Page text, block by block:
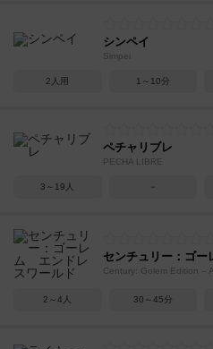
シンペイ
Simpei
2人用 1～10分
ペチャリブレ
PECHA LIBRE
3～19人 －
センチュリー：ゴ
Century: Golem Edition –
2～4人 30～45分